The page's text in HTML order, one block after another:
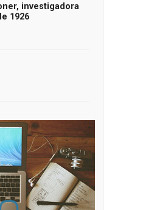
investigadora
1926